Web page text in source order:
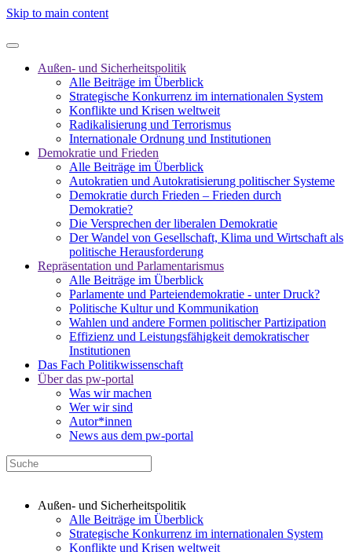
Skip to main content
Außen- und Sicherheitspolitik
Alle Beiträge im Überblick
Strategische Konkurrenz im internationalen System
Konflikte und Krisen weltweit
Radikalisierung und Terrorismus
Internationale Ordnung und Institutionen
Demokratie und Frieden
Alle Beiträge im Überblick
Autokratien und Autokratisierung politischer Systeme
Demokratie durch Frieden – Frieden durch
Demokratie?
Die Versprechen der liberalen Demokratie
Der Wandel von Gesellschaft, Klima und Wirtschaft als
politische Herausforderung
Repräsentation und Parlamentarismus
Alle Beiträge im Überblick
Parlamente und Parteiendemokratie - unter Druck?
Politische Kultur und Kommunikation
Wahlen und andere Formen politischer Partizipation
Effizienz und Leistungsfähigkeit demokratischer
Institutionen
Das Fach Politikwissenschaft
Über das pw-portal
Was wir machen
Wer wir sind
Autor*innen
News aus dem pw-portal
Außen- und Sicherheitspolitik
Alle Beiträge im Überblick
Strategische Konkurrenz im internationalen System
Konflikte und Krisen weltweit